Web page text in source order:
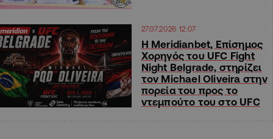
27.07.2026 12:07
Η Meridianbet, Επίσημος
Χορηγός του UFC Fight
Night Belgrade, στηρίζει
τον Michael Oliveira στην
πορεία του προς το
ντεμπούτο του στο UFC